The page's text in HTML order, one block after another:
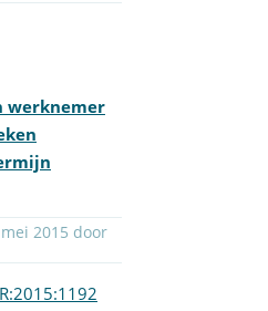
werknemer
CB 2015-77 Geplaatst op 5 mei 2015 door